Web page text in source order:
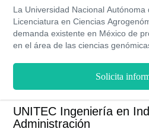
La Universidad Nacional Autónoma
Licenciatura en Ciencias
demanda existente en México de
en el área de las ciencias
que incentiven la participación de
Solicita
UNITEC Ingeniería en
Administración